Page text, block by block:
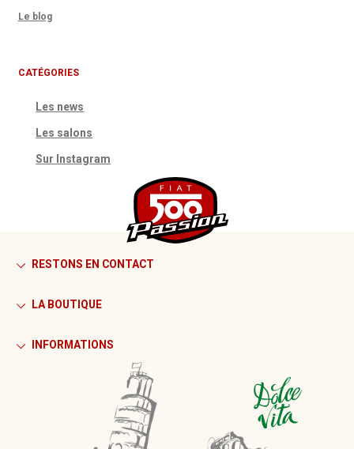
Le blog
CATÉGORIES
Les news
Les salons
Sur Instagram
RESTONS EN CONTACT
LA BOUTIQUE
INFORMATIONS